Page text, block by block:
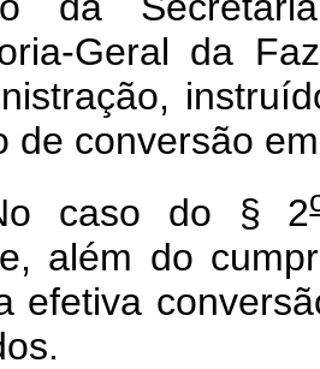
Geral da
de conversão
caso do § 2
além do
efetiva